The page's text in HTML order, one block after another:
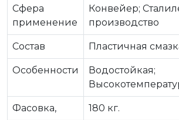
Сфера
применение
Конвейер;
производство
Состав Пластичная
Особенности
Водостойкая;
Фасовка, 180 кг.